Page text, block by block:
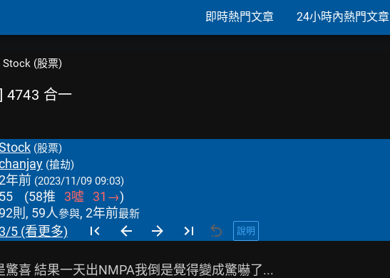
即時熱門文章 24小時內熱門文章
Stock (股票)
4743 合一
(股票)
(搶劫)
年前 (2023/11/09 09:03)
55 (58推 3噓 31 →)
則, 59人參與, 2年前最新
3/5 (看更多) 說明
驚喜 結果一天出NMPA我倒是覺得變成驚嚇了...